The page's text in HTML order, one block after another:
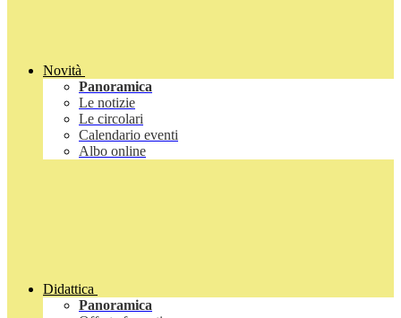
Novità
Panoramica
Le notizie
Le circolari
Calendario eventi
Albo online
Didattica
Panoramica